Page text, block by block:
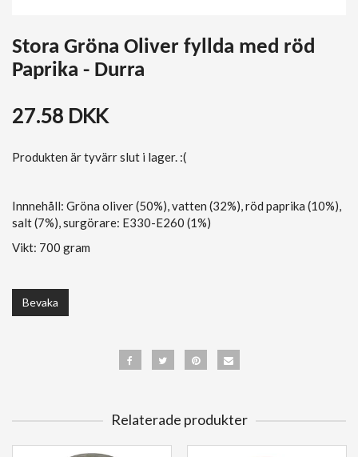
Stora Gröna Oliver fyllda med röd
Paprika - Durra
27.58 DKK
Produkten är tyvärr slut i lager. :(
Innnehåll: Gröna oliver (50%), vatten (32%), röd paprika (10%),
salt (7%), surgörare: E330-E260 (1%)
Vikt: 700 gram
Bevaka
Relaterade produkter